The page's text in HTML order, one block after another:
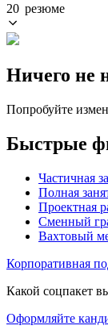
20 резюме
Ничего не
Попробуйте
Быстрые
Частичная
Полная
Проектная
Сменный
Вахтовый
Корпоративная
Какой соцпакет
Оформляйте